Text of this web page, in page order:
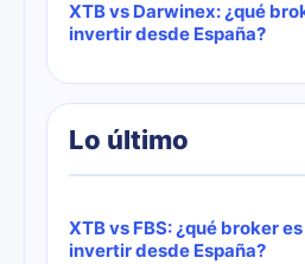
XTB vs Darwinex: ¿qué
invertir desde España?
Lo último
XTB vs FBS: ¿qué broker
invertir desde España?